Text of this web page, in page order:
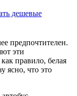
дешевые
предпочтителен.
эти
правило, белая
ясно, что это